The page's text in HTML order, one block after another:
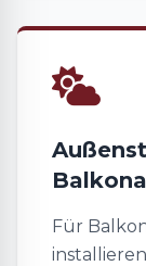
Für